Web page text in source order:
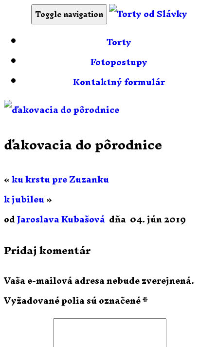
Toggle navigation
Torty
Fotopostupy
Kontaktný formulár
ďakovacia do pôrodnice
«ku krstu pre Zuzanku
k jubileu»
odJaroslava Kubašová dňa 04. jún 2019
Pridaj komentár
Vaša e-mailová adresa nebude zverejnená.
Vyžadované polia sú označené*